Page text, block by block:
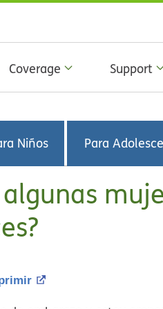
Coverage Support
Niños Para
algunas